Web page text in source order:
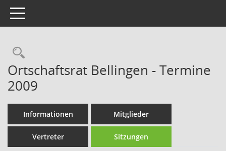
Toggle navigation
Rechercheauswahl
Ortschaftsrat Bellingen - Termine
2009
Informationen Mitglieder
Vertreter Sitzungen